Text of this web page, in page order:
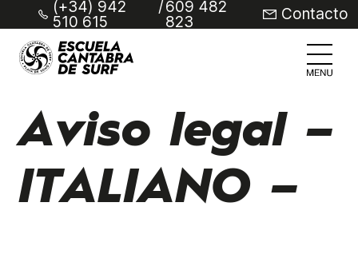
(+34) 942
510 615
/609 482
823 Contacto
Aviso legal –
ITALIANO –